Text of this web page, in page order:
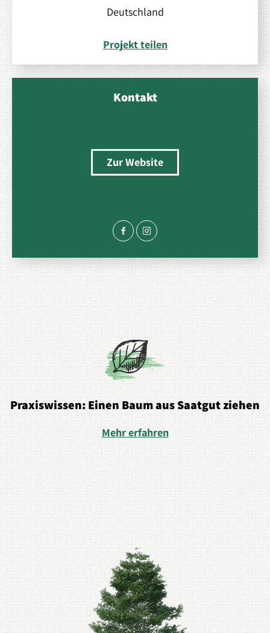
Deutschland
Projekt teilen
Kontakt
Zur Website
Praxiswissen: Einen Baum aus Saatgut ziehen
Mehr erfahren